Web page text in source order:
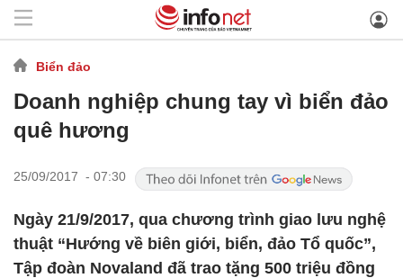
Biển đảo
Doanh nghiệp chung tay vì biển đảo
quê hương
25/09/2017 - 07:30
Ngày 21/9/2017, qua chương trình giao lưu nghệ
thuật “Hướng về biên giới, biển, đảo Tổ quốc”,
Tập đoàn Novaland đã trao tặng 500 triệu đồng